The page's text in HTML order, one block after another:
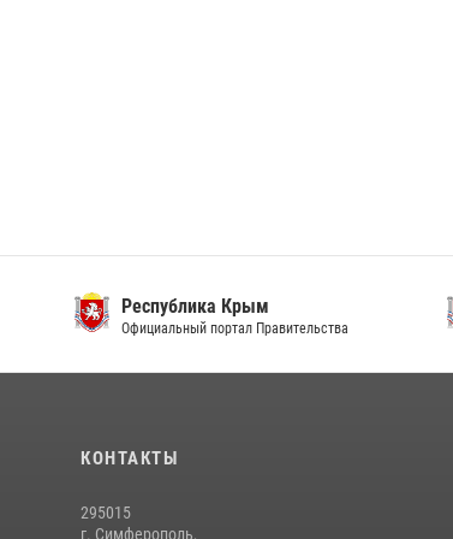
Республика Крым
Официальный портал Правительства
КОНТАКТЫ
295015
г. Симферополь,